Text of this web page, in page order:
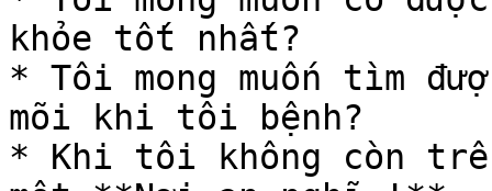
khỏe tốt nhất?
* Tôi mong muốn tìm
mõi khi tôi bệnh?
* Khi tôi không còn